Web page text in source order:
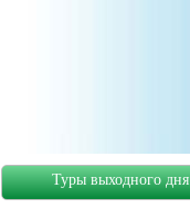
Туры выходного дня